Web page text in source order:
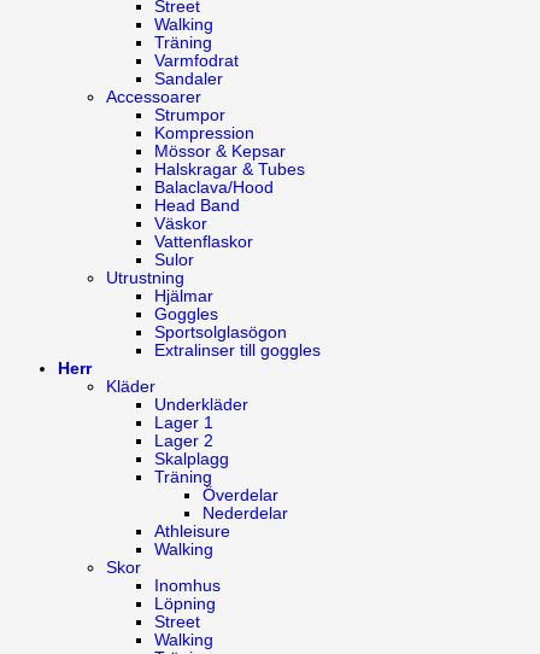
Street
Walking
Träning
Varmfodrat
Sandaler
Accessoarer
Strumpor
Kompression
Mössor & Kepsar
Halskragar & Tubes
Balaclava/Hood
Head Band
Väskor
Vattenflaskor
Sulor
Utrustning
Hjälmar
Goggles
Sportsolglasögon
Extralinser till goggles
Herr
Kläder
Underkläder
Lager 1
Lager 2
Skalplagg
Träning
Överdelar
Nederdelar
Athleisure
Walking
Skor
Inomhus
Löpning
Street
Walking